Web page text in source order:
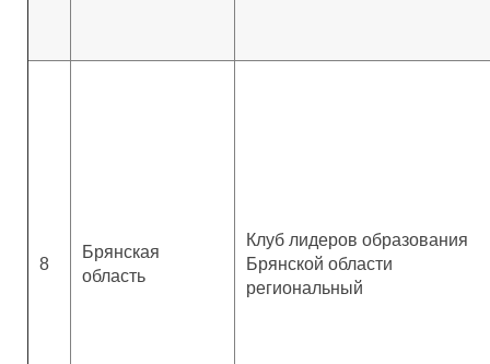
8
Брянская
область
Клуб лидеров образования
Брянской области
региональный